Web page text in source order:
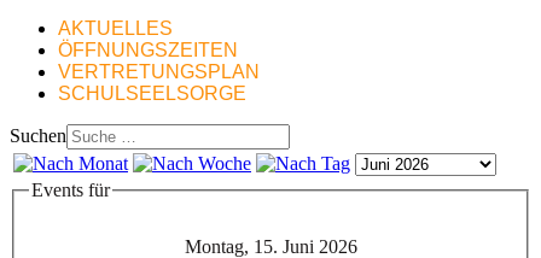
AKTUELLES
ÖFFNUNGSZEITEN
VERTRETUNGSPLAN
SCHULSEELSORGE
Suchen
Events für
Montag, 15. Juni 2026